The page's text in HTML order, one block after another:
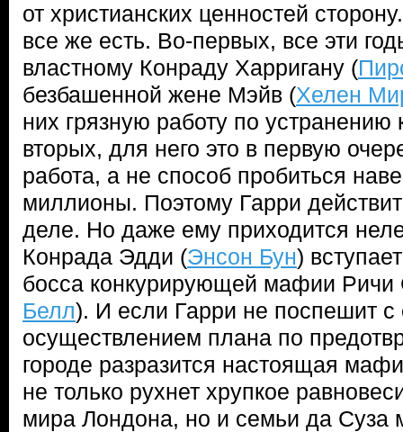
от христианских ценностей
все же есть. Во-первых, все эти
властному Конраду Харригану (
безбашенной жене Мэйв (Хелен
них грязную работу по устранению
вторых, для него это в первую
работа, а не способ пробиться
миллионы. Поэтому Гарри
деле. Но даже ему приходится
Конрада Эдди (Энсон Бун)
босса конкурирующей мафии Ричи
Белл). И если Гарри не поспешит с
осуществлением плана по
городе разразится настоящая
не только рухнет хрупкое
мира Лондона, но и семьи да Суза